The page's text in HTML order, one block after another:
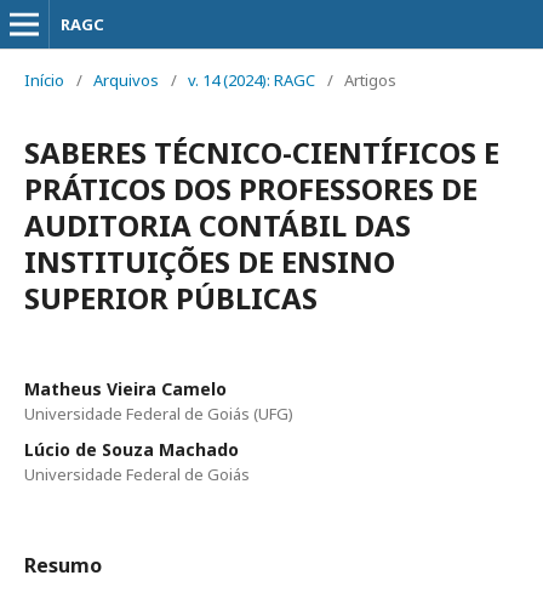
RAGC
Início / Arquivos / v. 14 (2024): RAGC / Artigos
SABERES TÉCNICO-CIENTÍFICOS E
PRÁTICOS DOS PROFESSORES DE
AUDITORIA CONTÁBIL DAS
INSTITUIÇÕES DE ENSINO
SUPERIOR PÚBLICAS
Matheus Vieira Camelo
Universidade Federal de Goiás (UFG)
Lúcio de Souza Machado
Universidade Federal de Goiás
Resumo